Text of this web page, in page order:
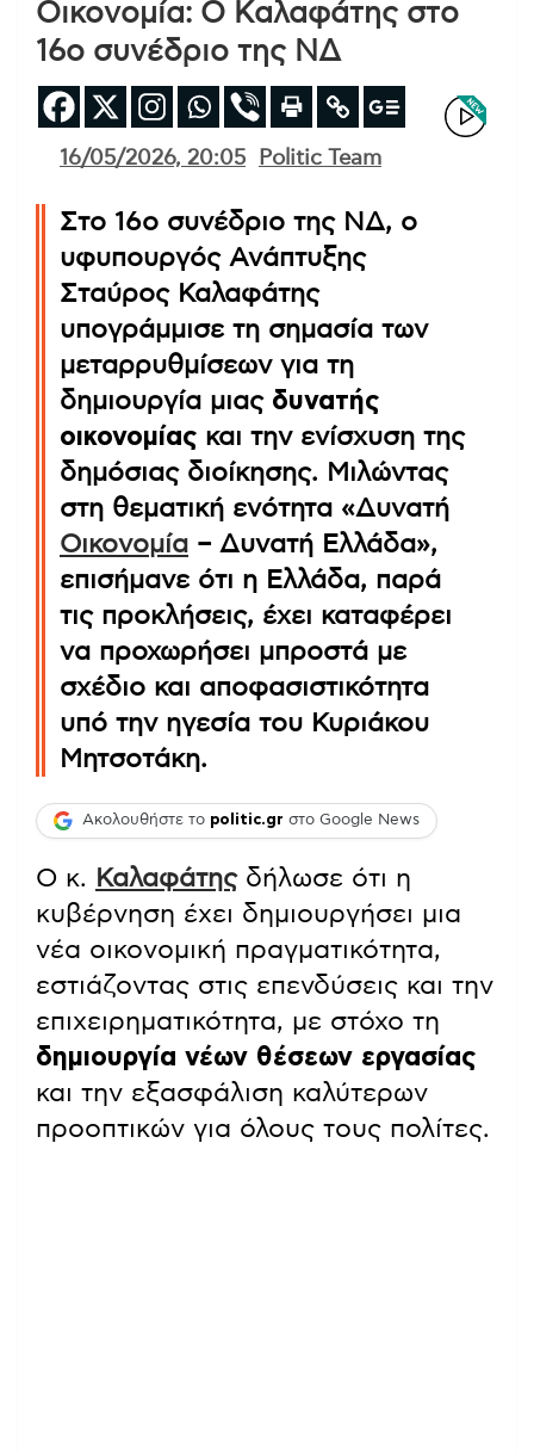
Οικονομία: Ο Καλαφάτης στο
16ο συνέδριο της ΝΔ
16/05/2026, 20:05 Politic Team
Στο 16ο συνέδριο της ΝΔ, ο
υφυπουργός Ανάπτυξης
Σταύρος Καλαφάτης
υπογράμμισε τη σημασία των
μεταρρυθμίσεων για τη
δημιουργία μιας δυνατής
οικονομίας και την ενίσχυση της
δημόσιας διοίκησης. Μιλώντας
στη θεματική ενότητα «Δυνατή
Οικονομία – Δυνατή Ελλάδα»,
επισήμανε ότι η Ελλάδα, παρά
τις προκλήσεις, έχει καταφέρει
να προχωρήσει μπροστά με
σχέδιο και αποφασιστικότητα
υπό την ηγεσία του Κυριάκου
Μητσοτάκη.
Ακολουθήστε το politic.gr στο Google News
Ο κ. Καλαφάτηςδήλωσε ότι η
κυβέρνηση έχει δημιουργήσει μια
νέα οικονομική πραγματικότητα,
εστιάζοντας στις επενδύσεις και την
επιχειρηματικότητα, με στόχο τη
δημιουργία νέων θέσεων εργασίας
και την εξασφάλιση καλύτερων
προοπτικών για όλους τους πολίτες.